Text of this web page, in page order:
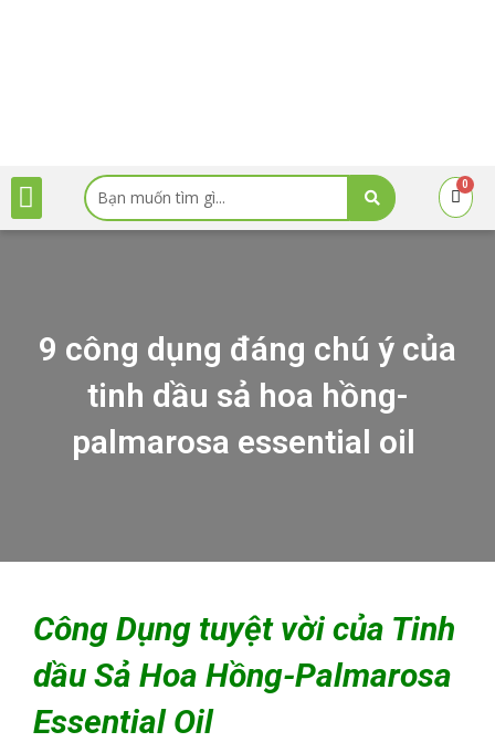
MenuSearch
...
0
Cart
9 công dụng đáng chú ý của
tinh dầu sả hoa hồng-
palmarosa essential oil
Công Dụng tuyệt vời của Tinh
dầu Sả Hoa Hồng-Palmarosa
Essential Oil